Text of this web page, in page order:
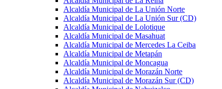
Alcaldía Municipal de La Unión Norte
Alcaldía Municipal de La Unión Sur (CD)
Alcaldía Municipal de Lolotique
Alcaldía Municipal de Masahuat
Alcaldía Municipal de Mercedes La Ceiba
Alcaldía Municipal de Metapán
Alcaldía Municipal de Moncagua
Alcaldía Municipal de Morazán Norte
Alcaldía Municipal de Morazán Sur (CD)